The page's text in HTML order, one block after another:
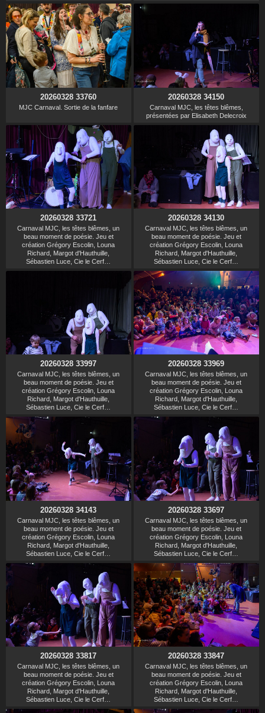
20260328 33760
MJC Carnaval. Sortie de la fanfare
20260328 34150
Carnaval MJC, les têtes blêmes,
présentées par Elisabeth Delecroix
20260328 33721
Carnaval MJC, les têtes blêmes, un
beau moment de poésie. Jeu et
création Grégory Escolin, Louna
Richard, Margot d'Hauthuille,
Sébastien Luce, Cie le Cerf…
20260328 34130
Carnaval MJC, les têtes blêmes, un
beau moment de poésie. Jeu et
création Grégory Escolin, Louna
Richard, Margot d'Hauthuille,
Sébastien Luce, Cie le Cerf…
20260328 33997
Carnaval MJC, les têtes blêmes, un
beau moment de poésie. Jeu et
création Grégory Escolin, Louna
Richard, Margot d'Hauthuille,
Sébastien Luce, Cie le Cerf…
20260328 33969
Carnaval MJC, les têtes blêmes, un
beau moment de poésie. Jeu et
création Grégory Escolin, Louna
Richard, Margot d'Hauthuille,
Sébastien Luce, Cie le Cerf…
20260328 34143
Carnaval MJC, les têtes blêmes, un
beau moment de poésie. Jeu et
création Grégory Escolin, Louna
Richard, Margot d'Hauthuille,
Sébastien Luce, Cie le Cerf…
20260328 33697
Carnaval MJC, les têtes blêmes, un
beau moment de poésie. Jeu et
création Grégory Escolin, Louna
Richard, Margot d'Hauthuille,
Sébastien Luce, Cie le Cerf…
20260328 33817
Carnaval MJC, les têtes blêmes, un
beau moment de poésie. Jeu et
création Grégory Escolin, Louna
Richard, Margot d'Hauthuille,
Sébastien Luce, Cie le Cerf…
20260328 33847
Carnaval MJC, les têtes blêmes, un
beau moment de poésie. Jeu et
création Grégory Escolin, Louna
Richard, Margot d'Hauthuille,
Sébastien Luce, Cie le Cerf…